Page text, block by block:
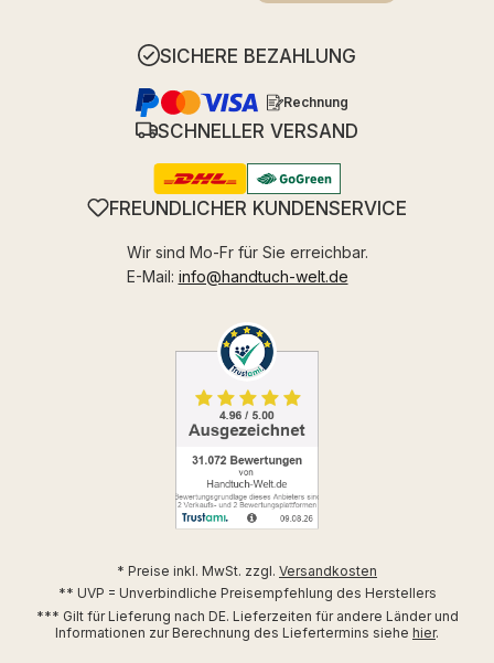
SICHERE BEZAHLUNG
Rechnung
SCHNELLER VERSAND
FREUNDLICHER KUNDENSERVICE
Wir sind Mo-Fr für Sie erreichbar.
E-Mail: info@handtuch-welt.de
* Preise inkl. MwSt. zzgl. Versandkosten
** UVP = Unverbindliche Preisempfehlung des Herstellers
*** Gilt für Lieferung nach DE. Lieferzeiten für andere Länder und
Informationen zur Berechnung des Liefertermins siehe hier.